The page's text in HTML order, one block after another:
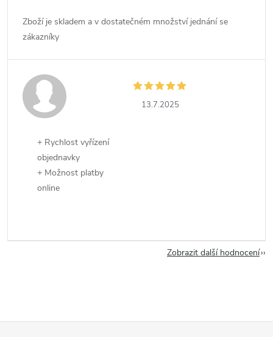
Zboží je skladem a v dostatečném množství jednání se
zákazníky
13.7.2025
+ Rychlost vyřízení
objednavky
+ Možnost platby
online
Zobrazit další hodnocení